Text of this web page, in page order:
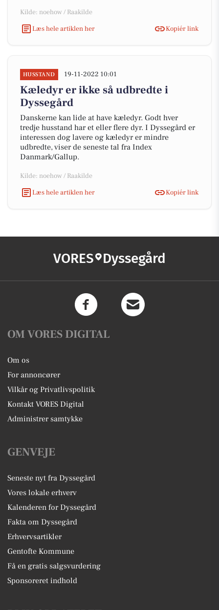
Kilde: noehow / Raakilde
Læs hele artiklen her
Kopiér link
HUSSTAND 19-11-2022 10:01
Kæledyr er ikke så udbredte i
Dyssegård
Danskerne kan lide at have kæledyr. Godt hver
tredje husstand har et eller flere dyr. I Dyssegård er
interessen dog lavere og kæledyr er mindre
udbredte, viser de seneste tal fra Index
Danmark/Gallup.
Kilde: noehow / Raakilde
Læs hele artiklen her
Kopiér link
VORES Dyssegård
OM VORES DIGITAL
Om os
For annoncører
Vilkår og Privatlivspolitik
Kontakt VORES Digital
Administrer samtykke
GENVEJE
Seneste nyt fra Dyssegård
Vores lokale erhverv
Kalenderen for Dyssegård
Fakta om Dyssegård
Erhvervsartikler
Gentofte Kommune
Få en gratis salgsvurdering
Sponsoreret indhold